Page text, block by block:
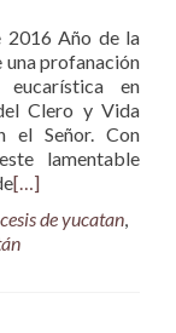
2016 Año de la
profanación
en
Clero y Vida
el Señor. Con
lamentable
[…]
de yucatan,